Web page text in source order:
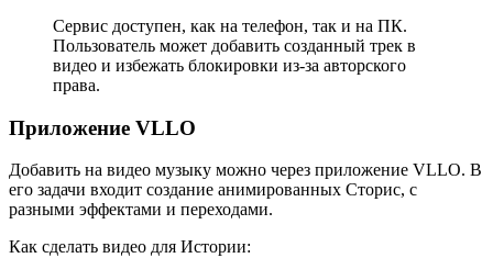
Сервис доступен, как на телефон, так и на ПК.
Пользователь может добавить созданный трек в
видео и избежать блокировки из-за авторского
права.
Приложение VLLO
Добавить на видео музыку можно через приложение VLLO. В
его задачи входит создание анимированных Сторис, с
разными эффектами и переходами.
Как сделать видео для Истории: